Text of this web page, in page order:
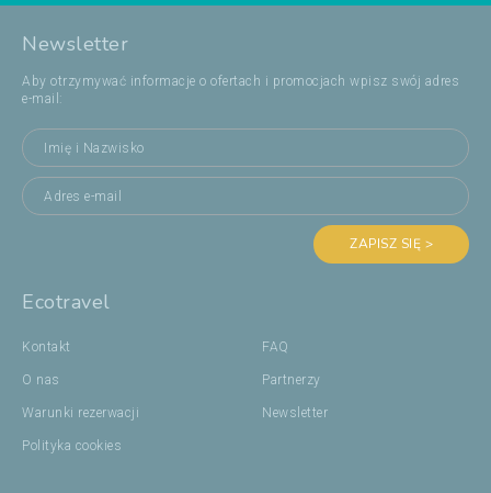
Newsletter
Aby otrzymywać informacje o ofertach i promocjach wpisz swój adres
e-mail:
ZAPISZ SIĘ >
Ecotravel
Kontakt
O nas
Warunki rezerwacji
Polityka cookies
FAQ
Partnerzy
Newsletter